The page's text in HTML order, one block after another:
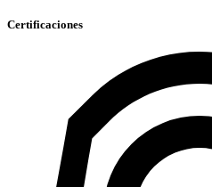
Certificaciones